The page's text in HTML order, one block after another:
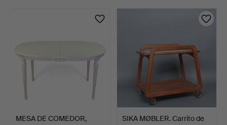
MESA DE COMEDOR,
SIKA MØBLER. Carrito de